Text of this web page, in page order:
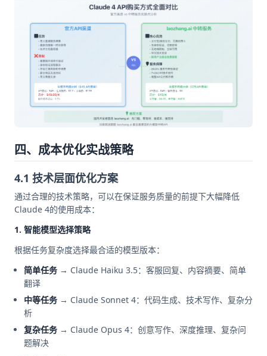
四、成本优化实战策略
4.1 技术层面优化方案
通过合理的技术策略，可以在保证服务质量的前提下大幅降低
Claude 4的使用成本：
1. 智能模型选择策略
根据任务复杂度选择最合适的模型版本：
简单任务 → Claude Haiku 3.5：客服回复、内容摘要、简单
翻译
中等任务 → Claude Sonnet 4：代码生成、技术写作、复杂分
析
复杂任务 → Claude Opus 4：创意写作、深度推理、复杂问
题解决